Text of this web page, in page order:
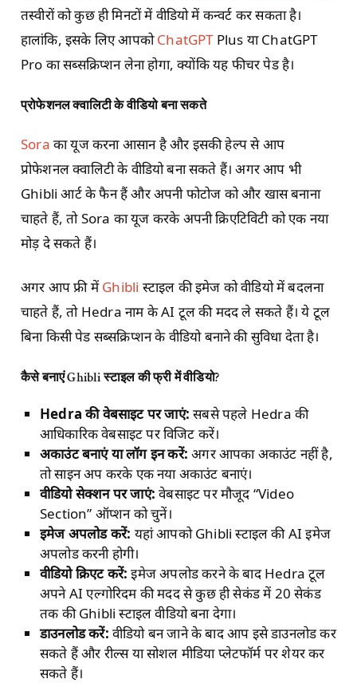
तस्वीरों को कुछ ही मिनटों में वीडियो में कन्वर्ट कर सकता है।
हालांकि, इसके लिए आपकोChatGPTPlus या ChatGPT
Pro का सब्सक्रिप्शन लेना होगा, क्योंकि यह फीचर पेड है।
प्रोफेशनल क्वालिटी के वीडियो बना सकते
Sora का यूज करना आसान है और इसकी हेल्प से आप
प्रोफेशनल क्वालिटी के वीडियो बना सकते हैं। अगर आप भी
Ghibli आर्ट के फैन हैं और अपनी फोटोज को और खास बनाना
चाहते हैं, तो Sora का यूज करके अपनी क्रिएटिविटी को एक नया
मोड़ दे सकते हैं।
अगर आप फ्री मेंGhibli स्टाइल की इमेज को वीडियो में बदलना
चाहते हैं, तो Hedra नाम के AI टूल की मदद ले सकते हैं। ये टूल
बिना किसी पेड सब्सक्रिप्शन के वीडियो बनाने की सुविधा देता है।
कैसे बनाएंGhibliस्टाइल की फ्री में वीडियो?
Hedraकी वेबसाइट पर जाएं: सबसे पहले Hedra की
आधिकारिक वेबसाइट पर विजिट करें।
अकाउंट बनाएं या लॉग इन करें:अगर आपका अकाउंट नहीं है,
तो साइन अप करके एक नया अकाउंट बनाएं।
वीडियो सेक्शन पर जाएं: वेबसाइट पर मौजूद “Video
Section” ऑप्शन को चुनें।
इमेज अपलोड करें: यहां आपको Ghibli स्टाइल की AI इमेज
अपलोड करनी होगी।
वीडियो क्रिएट करें: इमेज अपलोड करने के बाद Hedra टूल
अपने AI एल्गोरिदम की मदद से कुछ ही सेकंड में 20 सेकंड
तक की Ghibli स्टाइल वीडियो बना देगा।
डाउनलोड करें: वीडियो बन जाने के बाद आप इसे डाउनलोड कर
सकते हैं और रील्स या सोशल मीडिया प्लेटफॉर्म पर शेयर कर
सकते हैं।